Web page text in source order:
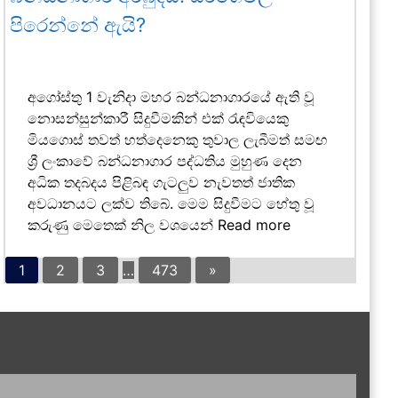
පිරෙන්නේ ඇයි?
අගෝස්තු 1 වැනිදා මහර බන්ධනාගාරයේ ඇති වූ
නොසන්සුන්කාරී සිදුවීමකින් එක් රැඳවියෙකු
මියගොස් තවත් හත්දෙනෙකු තුවාල ලැබීමත් සමඟ
ශ්‍රී ලංකාවේ බන්ධනාගාර පද්ධතිය මුහුණ දෙන
අධික තදබදය පිළිබඳ ගැටලුව නැවතත් ජාතික
අවධානයට ලක්ව තිබේ. මෙම සිදුවීමට හේතු වූ
කරුණු මෙතෙක් නිල වශයෙන් Read more
1 2 3 … 473 »